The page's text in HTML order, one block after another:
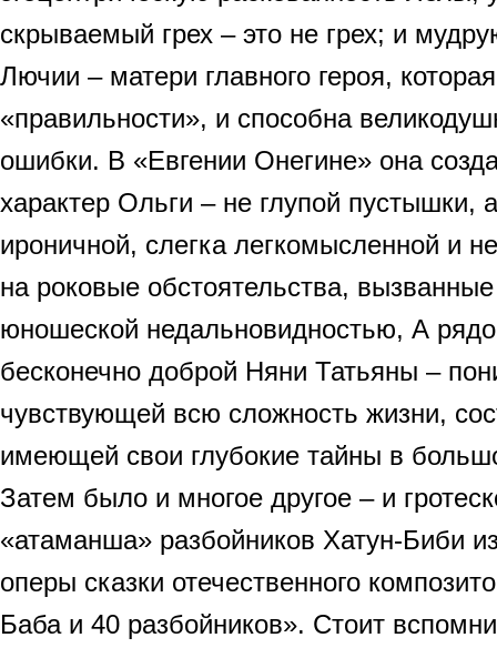
скрываемый грех – это не грех; и
Лючии – матери главного героя,
«правильности», и способна
ошибки. В «Евгении Онегине» она
характер Ольги – не глупой пустышки,
ироничной, слегка легкомысленной и
на роковые обстоятельства,
юношеской недальновидностью, А
бесконечно доброй Няни Татьяны –
чувствующей всю сложность жизни,
имеющей свои глубокие тайны в
Затем было и многое другое – и
«атаманша» разбойников Хатун-Биби
оперы сказки отечественного
Баба и 40 разбойников». Стоит